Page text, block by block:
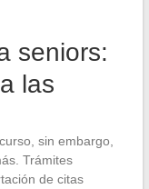
seniors:
las
sin embargo,
Trámites
de citas